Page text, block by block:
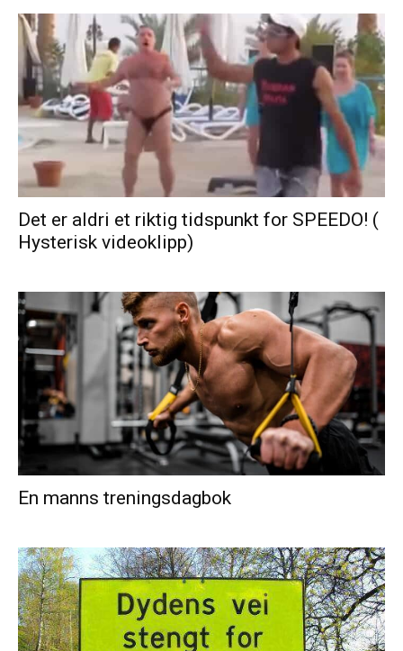
Det er aldri et riktig tidspunkt for SPEEDO! (
Hysterisk videoklipp)
En manns treningsdagbok